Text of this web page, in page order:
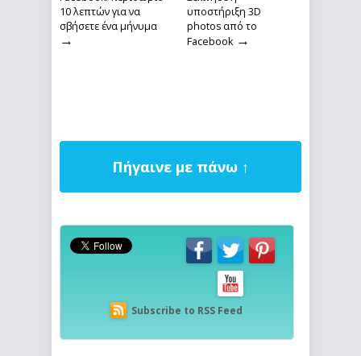
10 λεπτών για να
σβήσετε ένα μήνυμα
→
υποστήριξη 3D
photos από το
Facebook →
Πήγαινε με πάνω ↑
Subscribe to RSS Feed